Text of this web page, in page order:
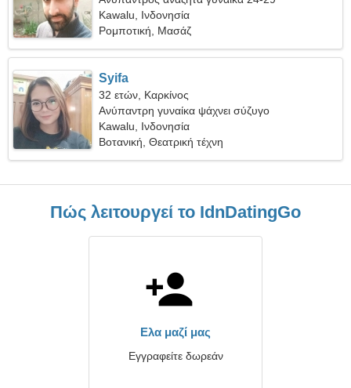
Kawalu, Ινδονησία
Ρομποτική, Μασάζ
Syifa
32 ετών, Καρκίνος
Ανύπαντρη γυναίκα ψάχνει σύζυγο
Kawalu, Ινδονησία
Βοτανική, Θεατρική τέχνη
Πώς λειτουργεί το IdnDatingGo
Ελα μαζί μας
Εγγραφείτε δωρεάν